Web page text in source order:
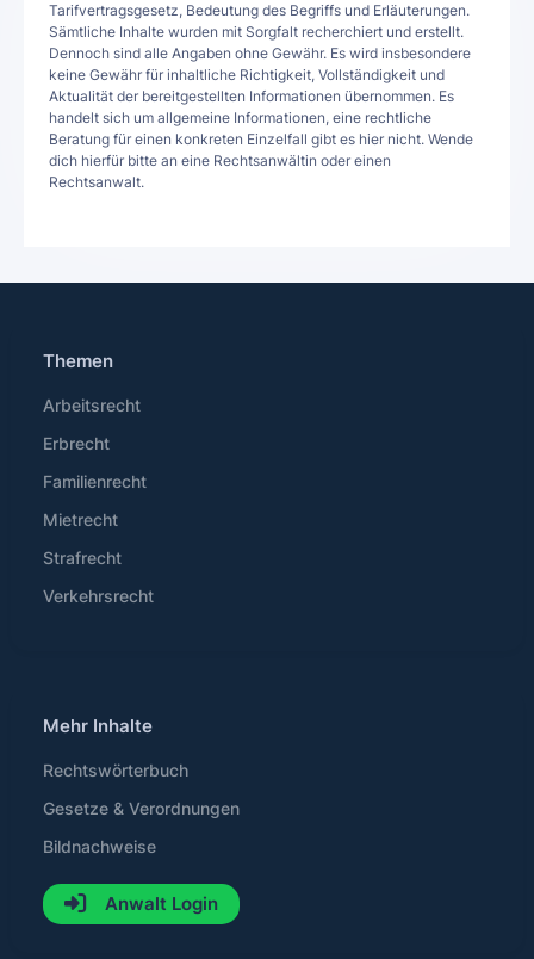
Tarifvertragsgesetz, Bedeutung des Begriffs und Erläuterungen.
Sämtliche Inhalte wurden mit Sorgfalt recherchiert und erstellt.
Dennoch sind alle Angaben ohne Gewähr. Es wird insbesondere
keine Gewähr für inhaltliche Richtigkeit, Vollständigkeit und
Aktualität der bereitgestellten Informationen übernommen. Es
handelt sich um allgemeine Informationen, eine rechtliche
Beratung für einen konkreten Einzelfall gibt es hier nicht. Wende
dich hierfür bitte an eine Rechtsanwältin oder einen
Rechtsanwalt.
Themen
Arbeitsrecht
Erbrecht
Familienrecht
Mietrecht
Strafrecht
Verkehrsrecht
Mehr Inhalte
Rechtswörterbuch
Gesetze & Verordnungen
Bildnachweise
Anwalt Login